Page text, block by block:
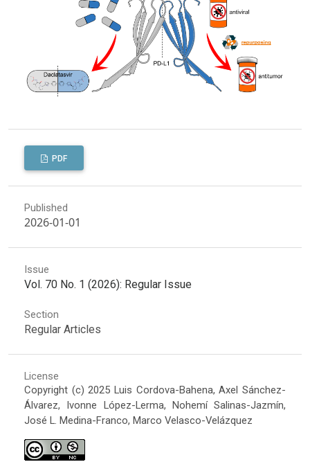
PDF
Published
2026-01-01
Issue
Vol. 70 No. 1 (2026): Regular Issue
Section
Regular Articles
License
Copyright (c) 2025 Luis Cordova-Bahena, Axel Sánchez-
Álvarez, Ivonne López-Lerma, Nohemí Salinas-Jazmín,
José L. Medina-Franco, Marco Velasco-Velázquez